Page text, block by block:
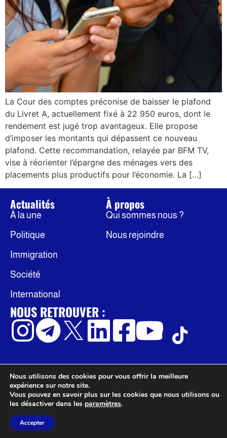
La Cour des comptes préconise de baisser le plafond
du Livret A, actuellement fixé à 22 950 euros, dont le
rendement est jugé trop avantageux. Elle propose
d’imposer les montants qui dépassent ce nouveau
plafond. Cette recommandation, relayée par BFM TV,
vise à réorienter l’épargne des ménages vers des
placements plus productifs pour l’économie. La […]
NOUS RETROUVER :
Actualités
À la une
Politique
Immigration
Société
International
À propos
Qui sommes nous ?
Nous rejoindre
© OccidentisPolitique de confidentialité
Mentions légales
Nous utilisons des cookies pour vous offrir la meilleure
expérience sur notre site.
Vous pouvez en savoir plus sur les cookies que nous utilisons ou
les désactiver dans les paramètres.
Accepter